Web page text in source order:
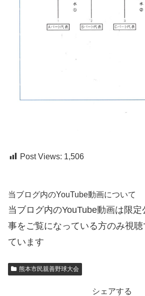
Post Views: 1,506
当ブログ内のYouTube動画について
当ブログ内のYouTube動画は限
事をご覧になっている方のみ視
ています
熊本市民親善野球大会
シェアする